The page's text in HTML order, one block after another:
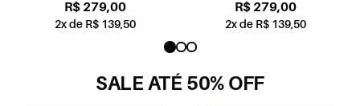
R$ 279,00
2x de R$ 139,50
R$ 279,00
2x de R$ 139,50
SALE ATÉ 50% OFF